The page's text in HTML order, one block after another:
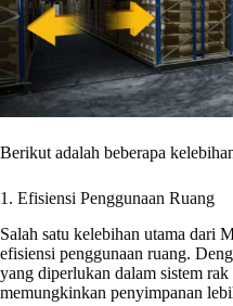
Berikut adalah beberapa
1. Efisiensi Penggunaan Ruang
Salah satu kelebihan utama dari
efisiensi penggunaan ruang.
yang diperlukan dalam sistem
memungkinkan penyimpanan